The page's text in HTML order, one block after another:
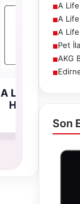
A Life Ankara
Hastanesi
■A
■A
■A
■Pet
■AKG
■
Son